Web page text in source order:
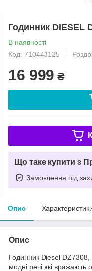
Годинник DIESEL
В наявності
Код: 710443125
16 999 ₴
Що таке купити з
Замовлення під
Опис Характеристики
Опис
Годинник Diesel DZ7308,
модні речі які